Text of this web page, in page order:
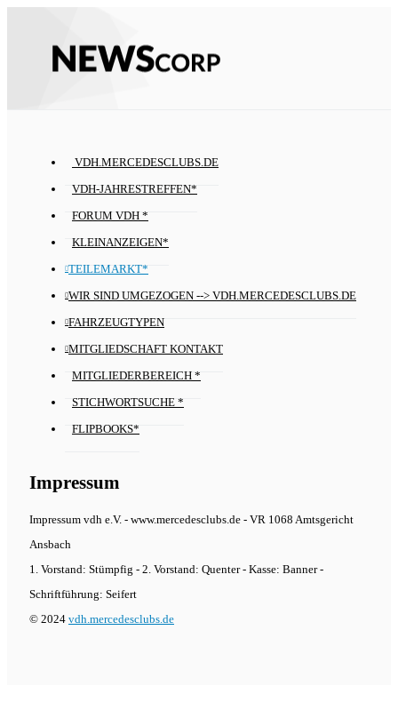
VDH.MERCEDESCLUBS.DE
VDH-JAHRESTREFFEN*
FORUM VDH *
KLEINANZEIGEN*
TEILEMARKT*
WIR SIND UMGEZOGEN --> VDH.MERCEDESCLUBS.DE
FAHRZEUGTYPEN
MITGLIEDSCHAFT KONTAKT
MITGLIEDERBEREICH *
STICHWORTSUCHE *
FLIPBOOKS*
Impressum
Impressum vdh e.V. - www.mercedesclubs.de - VR 1068 Amtsgericht
Ansbach
1. Vorstand: Stümpfig - 2. Vorstand: Quenter - Kasse: Banner -
Schriftführung: Seifert
© 2024 vdh.mercedesclubs.de